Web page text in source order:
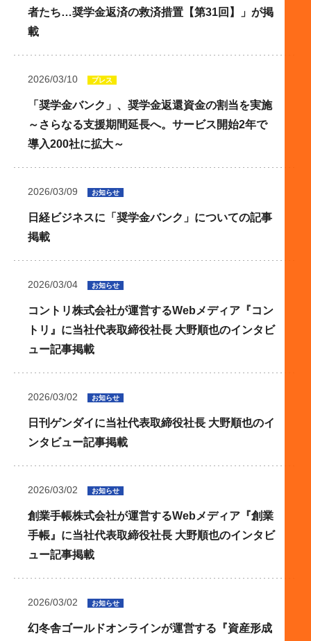
者たち…奨学金返済の救済措置【第31回】」が掲
載
2026/03/10 プレス
「奨学金バンク」、奨学金返還資金の割当を実施
～さらなる支援期間延長へ。サービス開始2年で
導入200社に拡大～
2026/03/09 お知らせ
日経ビジネスに「奨学金バンク」についての記事
掲載
2026/03/04 お知らせ
コントリ株式会社が運営するWebメディア『コン
トリ』に当社代表取締役社長 大野順也のインタビ
ュー記事掲載
2026/03/02 お知らせ
日刊ゲンダイに当社代表取締役社長 大野順也のイ
ンタビュー記事掲載
2026/03/02 お知らせ
創業手帳株式会社が運営するWebメディア『創業
手帳』に当社代表取締役社長 大野順也のインタビ
ュー記事掲載
2026/03/02 お知らせ
幻冬舎ゴールドオンラインが運営する『資産形成